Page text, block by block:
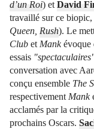
d’un Roi) et David
travaillé sur ce
Queen, Rush). Le
Club et Mank évoque
essais
conversation avec
conçu ensemble The
respectivement Mank
acclamés par la
prochains Oscars.